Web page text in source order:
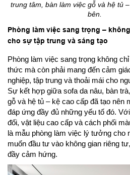
trung tâm, bàn làm việc gỗ và hệ tủ
bên.
Phòng làm việc sang trọng –
cho sự tập trung và sáng tạo
Phòng làm việc sang trọng không
thức mà còn phải mang đến cảm
nghiệp, tập trung và thoải mái cho
Sự kết hợp giữa sofa da nâu, bàn
gỗ và hệ tủ – kệ cao cấp đã tạo nên
đáp ứng đầy đủ những yếu tố đó.
đối, vật liệu cao cấp và cách phối
là mẫu phòng làm việc lý tưởng cho
muốn đầu tư vào không gian riêng
đầy cảm hứng.